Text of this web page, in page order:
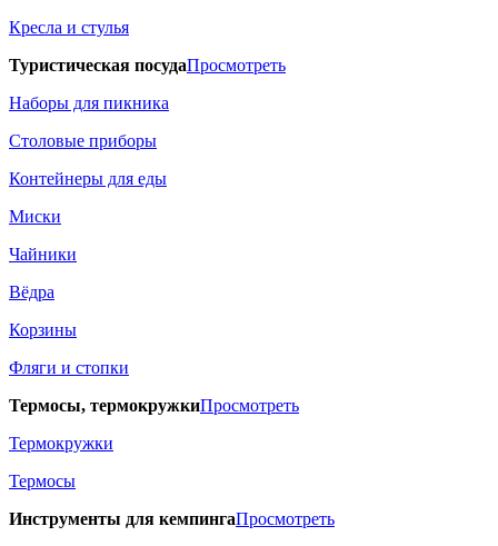
Кресла и стулья
Туристическая посудаПросмотреть
Наборы для пикника
Столовые приборы
Контейнеры для еды
Миски
Чайники
Вёдра
Корзины
Фляги и стопки
Термосы, термокружкиПросмотреть
Термокружки
Термосы
Инструменты для кемпингаПросмотреть